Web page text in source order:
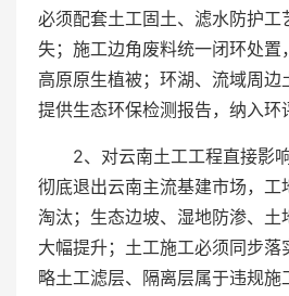
必须配套土工固土、滤水防护工
失；施工边角废料统一闭环处置
高原原生植被；环湖、流域周边
提供生态环保检测报告，纳入环
2、对云南土工工程直接影
彻底退出云南主流基建市场，工
淘汰；生态边坡、湿地防渗、土
大幅提升；土工施工必须同步落
略土工滤层、隔离层属于违规施